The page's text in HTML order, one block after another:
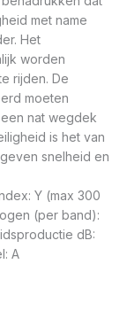
met name
Het
worden
rijden. De
moeten
nat wegdek
is het van
snelheid en
Y (max 300
(per band):
dB:
A